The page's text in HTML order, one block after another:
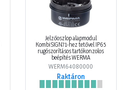
Jelzőoszlop alapmodul
KombiSIGN71-hez tetővel IP65
rugószorításos tartókonzolos
beépítés WERMA
WERM64080000
Raktáron